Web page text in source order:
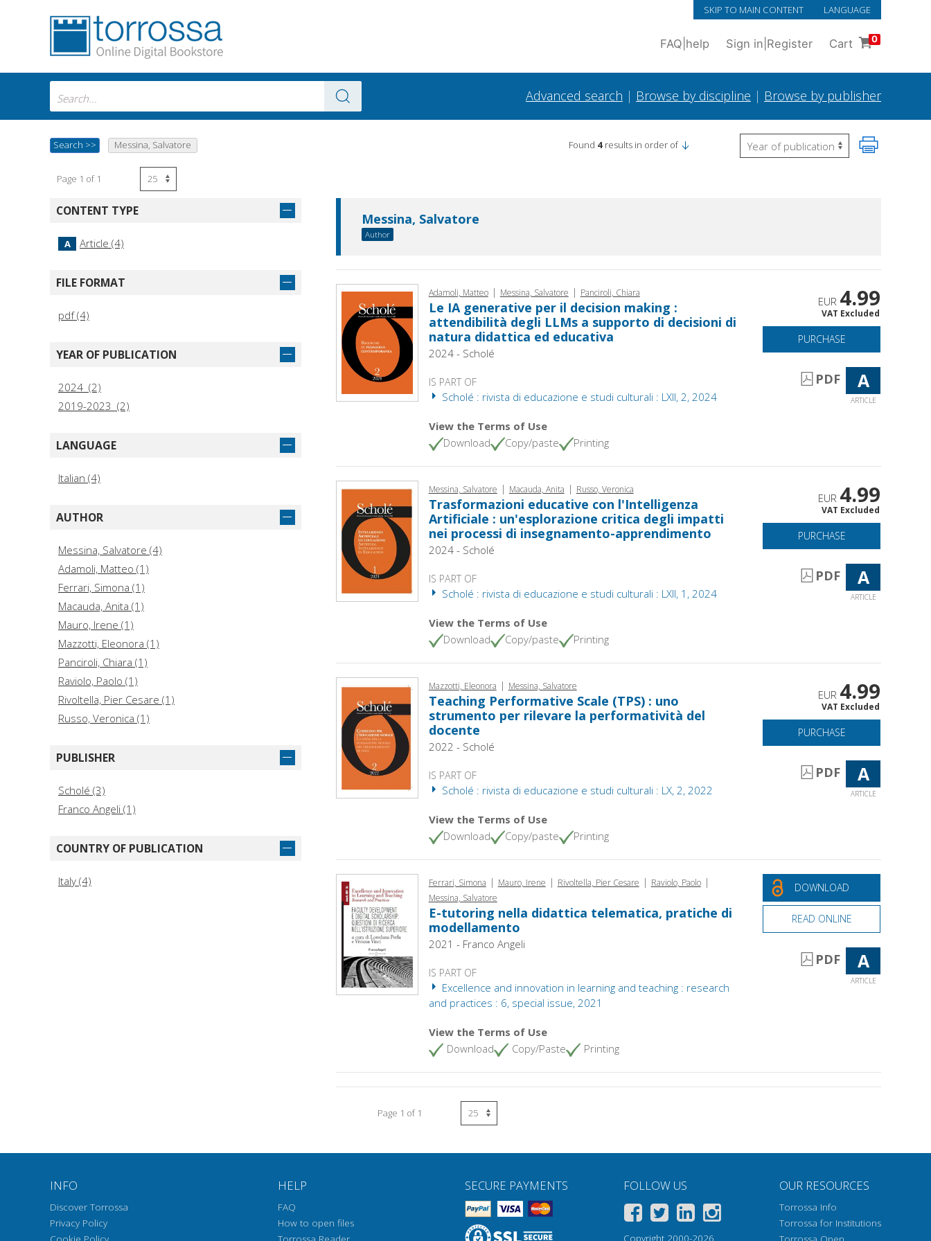
SKIP TO MAIN CONTENT LANGUAGE
FAQ help Sign in Register Cart 0
Advanced search | Browse by discipline | Browse by publisher
Search >> Messina, Salvatore Found 4 results in order of
Page 1 of 1
CONTENT TYPE
A Article (4)
FILE FORMAT
pdf (4)
YEAR OF PUBLICATION
2024 (2)
2019-2023 (2)
LANGUAGE
Italian (4)
AUTHOR
Messina, Salvatore (4)
Adamoli, Matteo (1)
Ferrari, Simona (1)
Macauda, Anita (1)
Mauro, Irene (1)
Mazzotti, Eleonora (1)
Panciroli, Chiara (1)
Raviolo, Paolo (1)
Rivoltella, Pier Cesare (1)
Russo, Veronica (1)
PUBLISHER
Scholé (3)
Franco Angeli (1)
COUNTRY OF PUBLICATION
Italy (4)
Messina, Salvatore
Author
Adamoli, Matteo | Messina, Salvatore | Panciroli, Chiara
Le IA generative per il decision making :
attendibilità degli LLMs a supporto di decisioni di
natura didattica ed educativa
2024 - Scholé
IS PART OF
Scholé : rivista di educazione e studi culturali : LXII, 2, 2024
View the Terms of Use
Download
Copy/paste Printing
EUR 4.99
VAT Excluded
PURCHASE
PDF A
ARTICLE
Messina, Salvatore | Macauda, Anita | Russo, Veronica
Trasformazioni educative con l'Intelligenza
Artificiale : un'esplorazione critica degli impatti
nei processi di insegnamento-apprendimento
2024 - Scholé
IS PART OF
Scholé : rivista di educazione e studi culturali : LXII, 1, 2024
View the Terms of Use
Download
Copy/paste Printing
EUR 4.99
VAT Excluded
PURCHASE
PDF A
ARTICLE
Mazzotti, Eleonora | Messina, Salvatore
Teaching Performative Scale (TPS) : uno
strumento per rilevare la performatività del
docente
2022 - Scholé
IS PART OF
Scholé : rivista di educazione e studi culturali : LX, 2, 2022
View the Terms of Use
Download
Copy/paste Printing
EUR 4.99
VAT Excluded
PURCHASE
PDF A
ARTICLE
Ferrari, Simona | Mauro, Irene | Rivoltella, Pier Cesare | Raviolo, Paolo |
Messina, Salvatore
E-tutoring nella didattica telematica, pratiche di
modellamento
2021 - Franco Angeli
IS PART OF
Excellence and innovation in learning and teaching : research
and practices : 6, special issue, 2021
View the Terms of Use
Download
Copy/Paste Printing
DOWNLOAD
READ ONLINE
PDF A
ARTICLE
Page 1 of 1
INFO
Discover Torrossa
Privacy Policy
HELP
FAQ
How to open files
SECURE PAYMENTS FOLLOW US
Copyright 2000-2026
OUR RESOURCES
Torrossa Info
Torrossa for Institutions